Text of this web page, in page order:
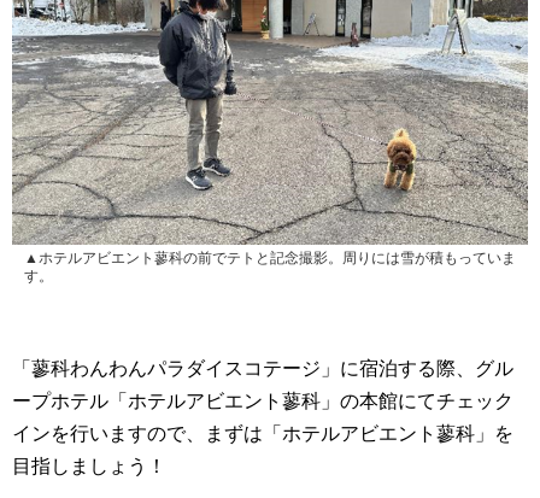
▲ホテルアビエント蓼科の前でテトと記念撮影。周りには雪が積もっていま
す。
「蓼科わんわんパラダイスコテージ」に宿泊する際、グル
ープホテル「ホテルアビエント蓼科」の本館にてチェック
インを行いますので、まずは「ホテルアビエント蓼科」を
目指しましょう！